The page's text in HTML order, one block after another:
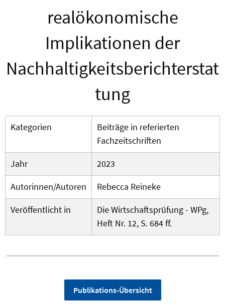
realökonomische
Implikationen der
Nachhaltigkeitsberichterstat
tung
Kategorien
Beiträge in referierten
Fachzeitschriften
Jahr
2023
Autorinnen/Autoren
Rebecca Reineke
Veröffentlicht in
Die Wirtschaftsprüfung - WPg,
Heft Nr. 12, S. 684 ff.
Publikations-Übersicht